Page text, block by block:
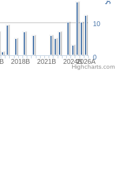
2018B 2021B 2024B2026A
0
10
Highcharts.com